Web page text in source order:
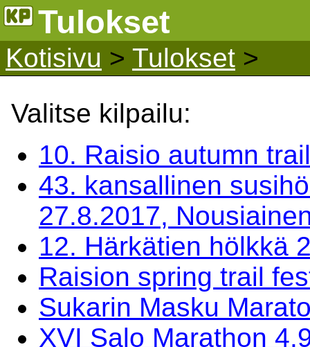
Tulokset
Kotisivu > Tulokset >
Valitse kilpailu:
10. Raisio autumn
43. kansallinen
27.8.2017,
12. Härkätien hölkkä
Raision spring trail
Sukarin Masku
XVI Salo Marathon